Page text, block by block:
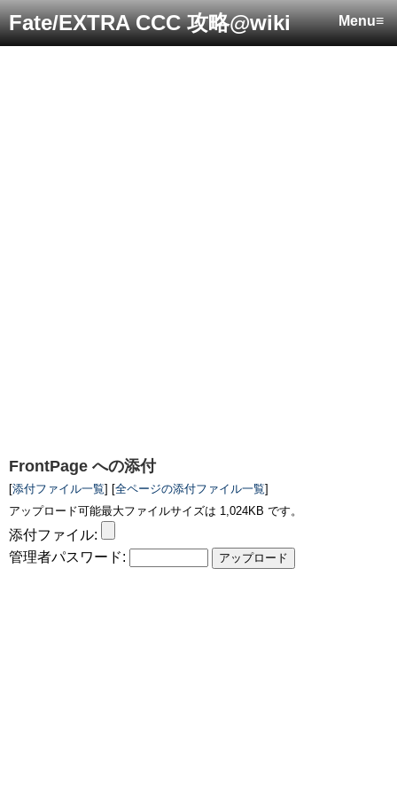
Menu≡
Fate/EXTRA CCC 攻略@wiki
FrontPage への添付
[添付ファイル一覧] [全ページの添付ファイル一覧]
アップロード可能最大ファイルサイズは 1,024KB です。
添付ファイル:
管理者パスワード: